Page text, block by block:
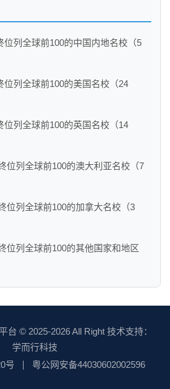
列全球前100的中国内地名校（5
列全球前100的美国名校（24
列全球前100的英国名校（14
位列全球前100的澳大利亚名校（7
位列全球前100的加拿大名校（3
位列全球前100的其他国家和地区
台 © 2025-2026 All Right 技术支持：
学而行科技
号
粤公网安备44030602002596